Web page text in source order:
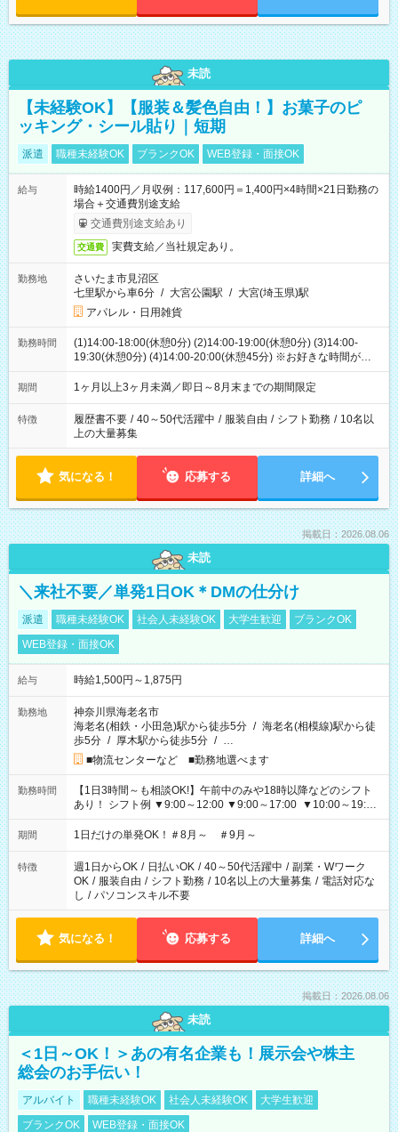
未読
【未経験OK】【服装＆髪色自由！】お菓子のピ
ッキング・シール貼り｜短期
派遣 職種未経験OK ブランクOK WEB登録・面接OK
給与
時給1400円／月収例：117,600円＝1,400円×4時間×21日勤務の
場合＋交通費別途支給
交通費別途支給あり
交通費 実費支給／当社規定あり。
勤務地
さいたま市見沼区
七里駅から車6分 / 大宮公園駅 / 大宮(埼玉県)駅
アパレル・日用雑貨
勤務時間
(1)14:00-18:00(休憩0分) (2)14:00-19:00(休憩0分) (3)14:00-
19:30(休憩0分) (4)14:00-20:00(休憩45分) ※お好きな時間が選べ
ます
期間 1ヶ月以上3ヶ月未満／即日～8月末までの期間限定
特徴 履歴書不要 / 40～50代活躍中 / 服装自由 / シフト勤務 / 10名以
上の大量募集
気になる！ 応募する 詳細へ
掲載日：2026.08.06
未読
＼来社不要／単発1日OK＊DMの仕分け
派遣 職種未経験OK 社会人未経験OK 大学生歓迎
ブランクOK
WEB登録・面接OK
給与 時給1,500円～1,875円
勤務地
神奈川県海老名市
海老名(相鉄・小田急)駅から徒歩5分 / 海老名(相模線)駅から徒
歩5分 / 厚木駅から徒歩5分 / …
■物流センターなど ■勤務地選べます
勤務時間
【1日3時間～も相談OK!】午前中のみや18時以降などのシフト
あり！ シフト例 ▼9:00～12:00 ▼9:00～17:00 ▼10:00～19:00
▼18:00～21:00
期間 1日だけの単発OK！＃8月～ ＃9月～
特徴 週1日からOK / 日払いOK / 40～50代活躍中 / 副業・Wワーク
OK / 服装自由 / シフト勤務 / 10名以上の大量募集 / 電話対応な
し / パソコンスキル不要
気になる！ 応募する 詳細へ
掲載日：2026.08.06
未読
＜1日～OK！＞あの有名企業も！展示会や株主
総会のお手伝い！
アルバイト 職種未経験OK 社会人未経験OK
大学生歓迎
ブランクOK
WEB登録・面接OK